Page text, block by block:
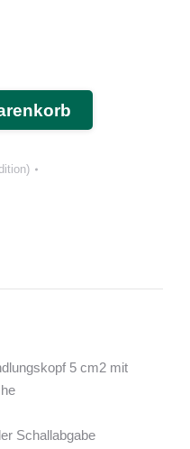
5 cm2 mit
Schallabgabe